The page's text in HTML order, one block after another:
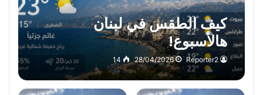
كيف الطقس في لبنان
هالأسبوع!
Reporter2
28/04/2026
14